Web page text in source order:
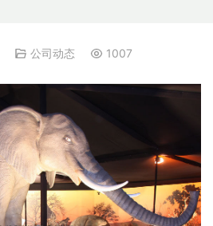
公司动态 1007